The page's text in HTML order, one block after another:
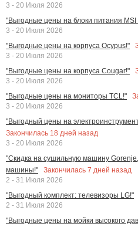
3 - 20 Июля 2026
"Выгодные цены на блоки питания MSI
3 - 20 Июля 2026
"Выгодные цены на корпуса Ocypus!"
3 - 20 Июля 2026
"Выгодные цены на корпуса Cougar!"
3 - 20 Июля 2026
"Выгодные цены на мониторы TCL!"
3 - 20 Июля 2026
"Выгодный цены на
Закончилась 18 дней назад
3 - 20 Июля 2026
"Скидка на сушильную машину
машины!"
Закончилась 7 дней назад
2 - 31 Июля 2026
"Выгодный комплект: телевизоры LG!"
2 - 31 Июля 2026
"Выгодные цены на мойки высокого